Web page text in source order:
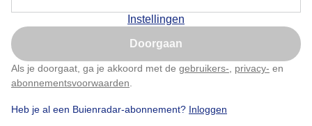
Instellingen
Doorgaan
Als je doorgaat, ga je akkoord met de gebruikers- privacy- en
abonnementsvoorwaarden
Heb je al een Buienradar-abonnement? Inloggen
Door: public Gemaakt: 18-05-2026, 95x bekeken
Nu niet, misschien later
Klik hierom dit aan te passen